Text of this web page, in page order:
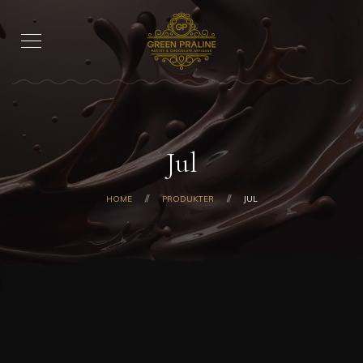
Jul
HOME PRODUKTER JUL